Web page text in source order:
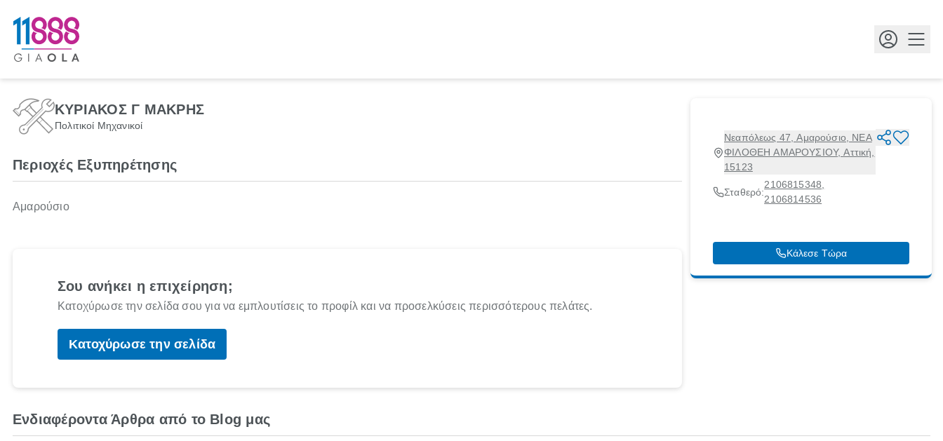
ΚΥΡΙΑΚΟΣ Γ ΜΑΚΡΗΣ
Πολιτικοί Μηχανικοί
Νεαπόλεως 47, Αμαρούσιο, ΝΕΑ
ΦΙΛΟΘΕΗ ΑΜΑΡΟΥΣΙΟΥ, Αττική,
15123
Σταθερό:
2106815348
2106814536
Κάλεσε Τώρα
Περιοχές Εξυπηρέτησης
Αμαρούσιο
Σου ανήκει η επιχείρηση;
Κατοχύρωσε την σελίδα σου για να εμπλουτίσεις το προφίλ και να προσελκύσεις περισσότερους πελάτες.
Κατοχύρωσε την σελίδα
Ενδιαφέροντα Άρθρα από το Blog μας